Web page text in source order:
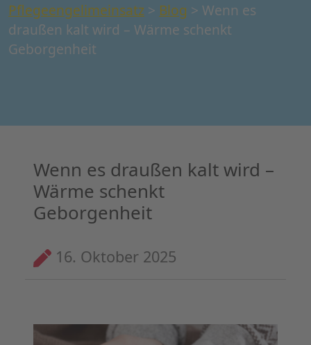
Pflegeengelimeinsatz > Blog > Wenn es
draußen kalt wird – Wärme schenkt
Geborgenheit
Wenn es draußen kalt wird –
Wärme schenkt
Geborgenheit
16. Oktober 2025